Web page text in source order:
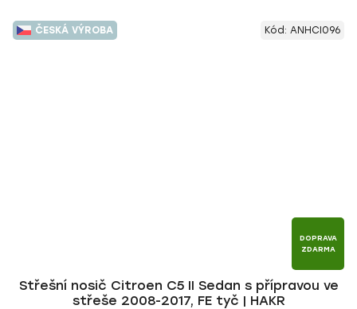
ČESKÁ VÝROBA
DOPRAVA
ZDARMA
Střešní nosič Citroen C5 II Sedan s přípravou ve
střeše 2008-2017, FE tyč | HAKR
Kód: ANHCI096